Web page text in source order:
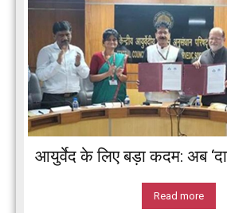
आयुर्वेद के लिए बड़ा कदम: अब
Read more